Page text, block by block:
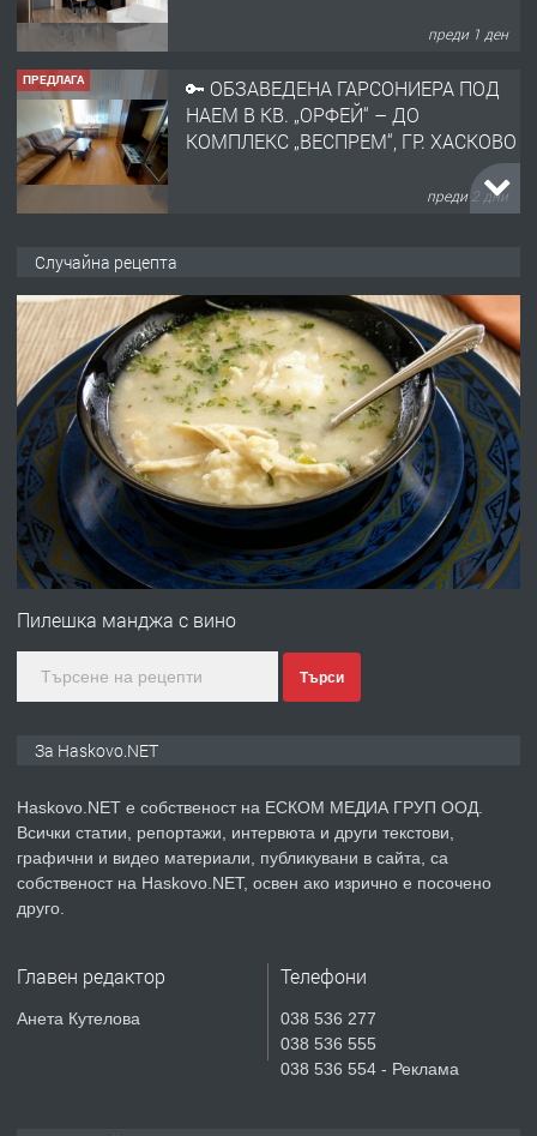
ПРЕДЛАГА
НАЕМ В КВ. „ОРФЕЙ“ – ДО
КОМПЛЕКС „ВЕСПРЕМ“, ГР. ХАСКОВО
преди 2 дни
ПРЕДЛАГА
ХАСКОВО
преди 3 дни
ПРЕДЛАГА Давам гараж под наем
преди 3 дни
ПРЕДЛАГА
№4120 Магазин/Офис под наем в кв.
Любен Каравелов, Хасково-близо до
ПРЕДЛАГА
ПРОСТОРЕН ТРИСТАЕН
преди 4 дни
ПРЕДЛАГА
Продавам парцел в гр. Хасково кв.
Хисаря до ток, вода,канализация,
ПРЕДЛАГА СГЛОБЯВАНЕ НА МЕБЕЛИ.
Случайна рецепта
Пилешка манджа с вино
Търси
За Haskovo.NET
Haskovo.NET е собственост на ЕСКОМ МЕДИА ГРУП ООД.
Всички статии, репортажи, интервюта и други текстови,
графични и видео материали, публикувани в сайта, са
собственост на Haskovo.NET, освен ако изрично е посочено
друго.
Главен редактор
Анета Кутелова
Телефони
038 536 277
038 536 555
038 536 554 - Реклама